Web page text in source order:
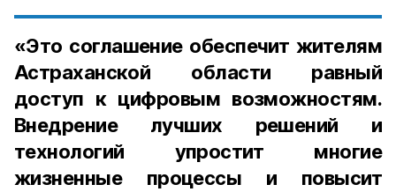
«Это соглашение обеспечит жителям
Астраханской области равный
доступ к цифровым возможностям.
Внедрение лучших решений и
технологий упростит многие
жизненные процессы и повысит